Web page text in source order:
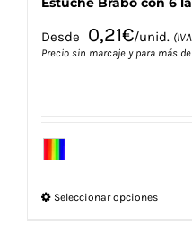
Desde 0,21€/unid.
Precio sin marcaje y para más
Seleccionar opcionesEste